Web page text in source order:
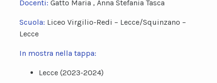
Docenti: Gatto Maria , Anna Stefania Tasca
Scuola: Liceo Virgilio-Redi – Lecce/Squinzano –
Lecce
In mostra nella tappa:
Lecce (2023-2024)